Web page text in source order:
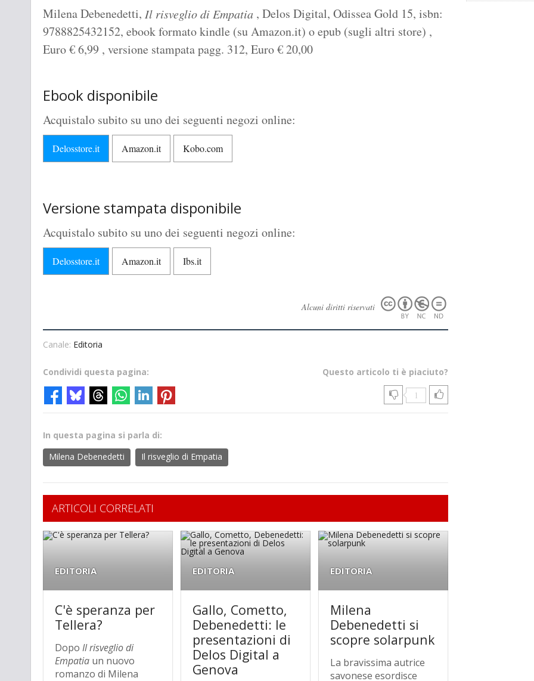
Milena Debenedetti, Il risveglio di Empatia , Delos Digital, Odissea Gold 15, isbn:
9788825432152, ebook formato kindle (su Amazon.it) o epub (sugli altri store) ,
Euro€6,99 , versione stampata pagg. 312, Euro€20,00
Ebook disponibile
Acquistalo subito su uno dei seguenti negozi online:
Delosstore.it Amazon.it Kobo.com
Versione stampata disponibile
Acquistalo subito su uno dei seguenti negozi online:
Delosstore.it Amazon.it Ibs.it
Alcuni diritti riservati
Canale: Editoria
Questo articolo ti è piaciuto?
1
Condividi questa pagina:
In questa pagina si parla di:
Milena Debenedetti
Il risveglio di Empatia
ARTICOLI CORRELATI
EDITORIA
C'è speranza per
Tellera?
Dopo Il risveglio di
Empatia un nuovo
romanzo di Milena
EDITORIA
Gallo, Cometto,
Debenedetti: le
presentazioni di
Delos Digital a
Genova
EDITORIA
Milena
Debenedetti si
scopre solarpunk
La bravissima autrice
savonese esordisce